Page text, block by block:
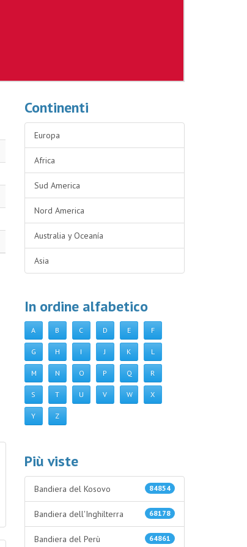
Continenti
Europa
Africa
Sud America
Nord America
Australia y Oceanía
Asia
In ordine alfabetico
A B C D E F
G H I J K L
M N O P Q R
S T U V W X
Y Z
Più viste
84854
Bandiera del Kosovo
68178
Bandiera dell'Inghilterra
64861
Bandiera del Perù